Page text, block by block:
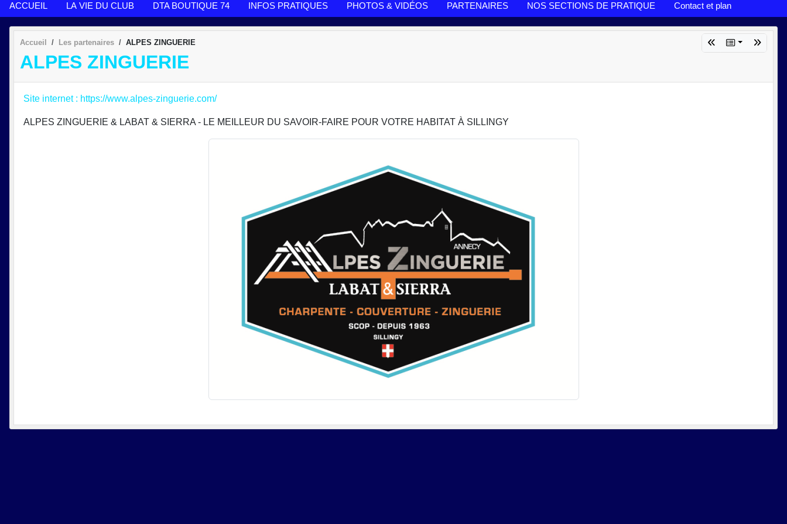
ACCUEIL LA VIE DU CLUB DTA BOUTIQUE 74 INFOS PRATIQUES PHOTOS & VIDÉOS PARTENAIRES NOS SECTIONS DE PRATIQUE Contact et plan
Accueil Les partenaires ALPES ZINGUERIE
ALPES ZINGUERIE
Site internet : https://www.alpes-zinguerie.com/
ALPES ZINGUERIE & LABAT & SIERRA - LE MEILLEUR DU SAVOIR-FAIRE POUR VOTRE HABITAT À SILLINGY